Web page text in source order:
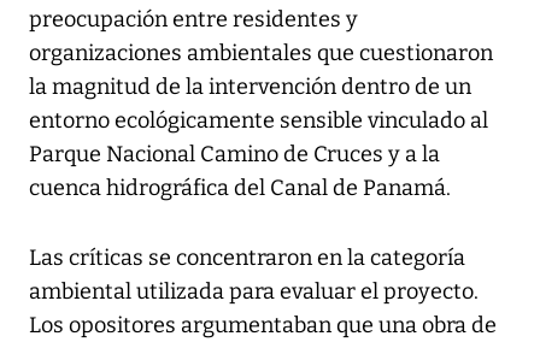
preocupación entre residentes y
organizaciones ambientales que cuestionaron
la magnitud de la intervención dentro de un
entorno ecológicamente sensible vinculado al
Parque Nacional Camino de Cruces y a la
cuenca hidrográfica del Canal de Panamá.
Las críticas se concentraron en la categoría
ambiental utilizada para evaluar el proyecto.
Los opositores argumentaban que una obra de